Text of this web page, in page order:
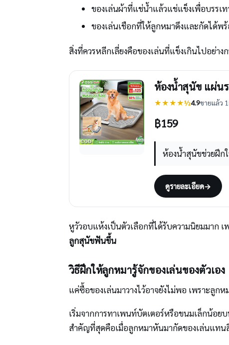
ของเล่นผ้าที่แช่น้ำแล้วแช่แข็งเพื่อบรรเ
ของเล่นเชือกที่ให้ลูกหมาดึงและกัดได้พ
สิ่งที่ควรหลีกเลี่ยงคือของเล่นที่แข็งเกินไปอย่
ห้องน้ำสุนัข แผ่น
★★★★½4.9ขายแล้ว
฿159
ห้องน้ำสุนัขช่วยฝึก
ดูรายละเอียด→
หูวัวอบแห้งเป็นตัวเลือกที่ได้รับความนิยมมาก
ลูกสุนัขฟันขึ้น
วิธีฝึกให้ลูกหมารู้จักของเล่นของตัวเอง
แค่ซื้อของเล่นมาวางไว้อาจยังไม่พอ เพราะลูก
เริ่มจากการทาเพนท์บัตเตอร์หรือขนมเล็กน้อย
สำคัญที่สุดคือเมื่อลูกหมาหันมากัดของเล่นแทน